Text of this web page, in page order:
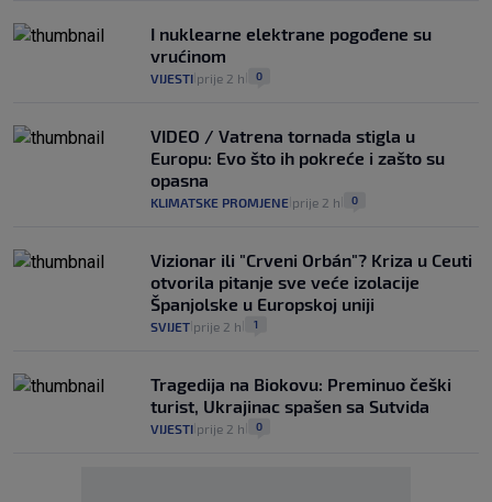
I nuklearne elektrane pogođene su
vrućinom
VIJESTI prije 2 h 0
VIDEO / Vatrena tornada stigla u
Europu: Evo što ih pokreće i zašto su
opasna
KLIMATSKE PROMJENE prije 2 h 0
Vizionar ili "Crveni Orbán"? Kriza u Ceuti
otvorila pitanje sve veće izolacije
Španjolske u Europskoj uniji
SVIJET prije 2 h 1
Tragedija na Biokovu: Preminuo češki
turist, Ukrajinac spašen sa Sutvida
VIJESTI prije 2 h 0